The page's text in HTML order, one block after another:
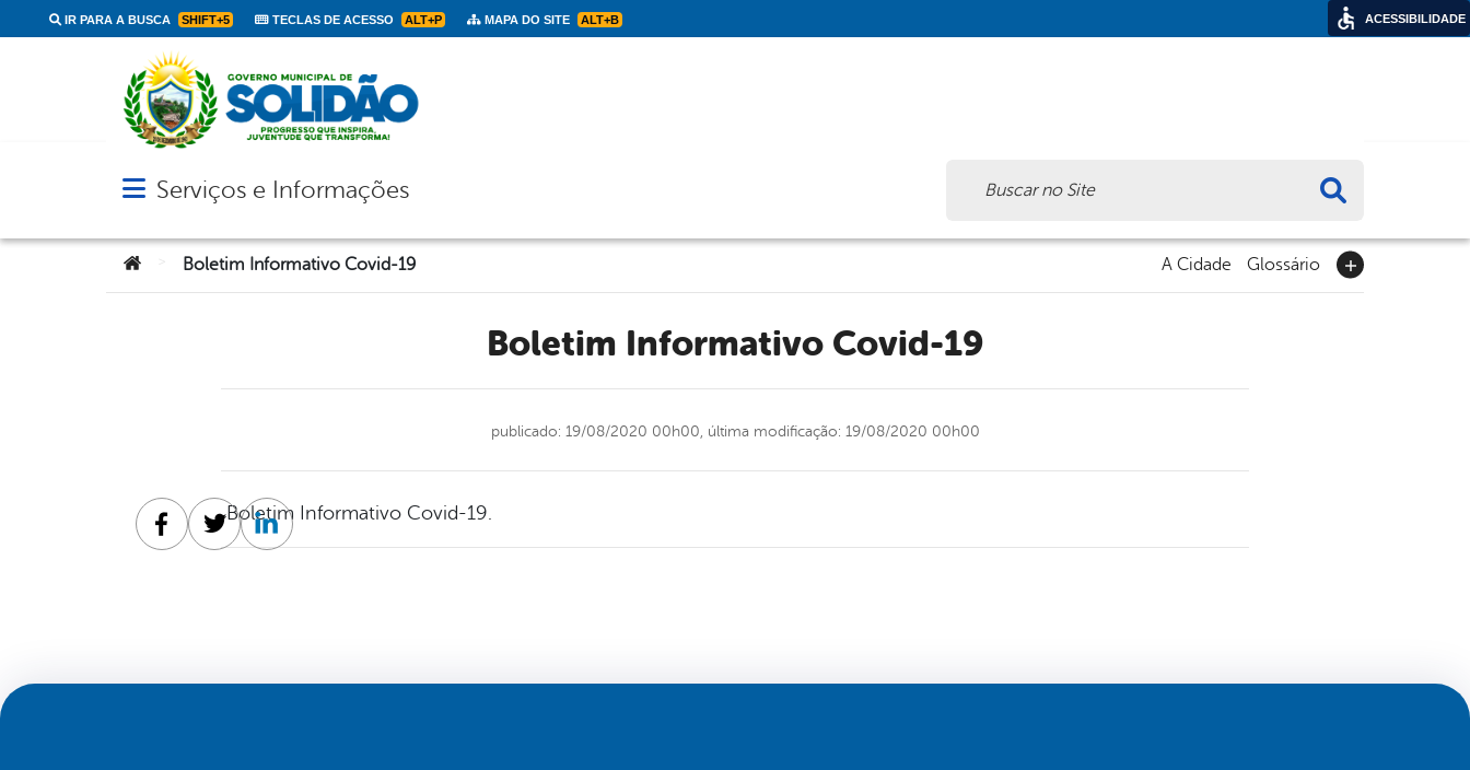
IR PARA A BUSCA SHIFT+5 TECLAS DE ACESSO ALT+P MAPA DO SITE ALT+B
Abrir menu principal de navegação
Serviços e Informações
Você está aqui:Boletim Informativo Covid-19 A Cidade Glossário
Boletim Informativo Covid-19
publicado: 19/08/2020 00h00, última modificação: 19/08/2020 00h00
Boletim Informativo Covid-19.
Facebook
TwitterLinkedin
ACESSIBILIDADE